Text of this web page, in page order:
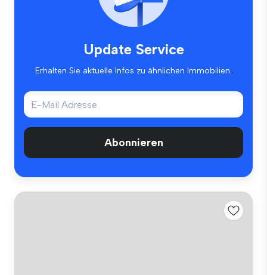
Update Service
Erhalten Sie aktuelle Infos zu ähnlichen Immobilien.
Abonnieren